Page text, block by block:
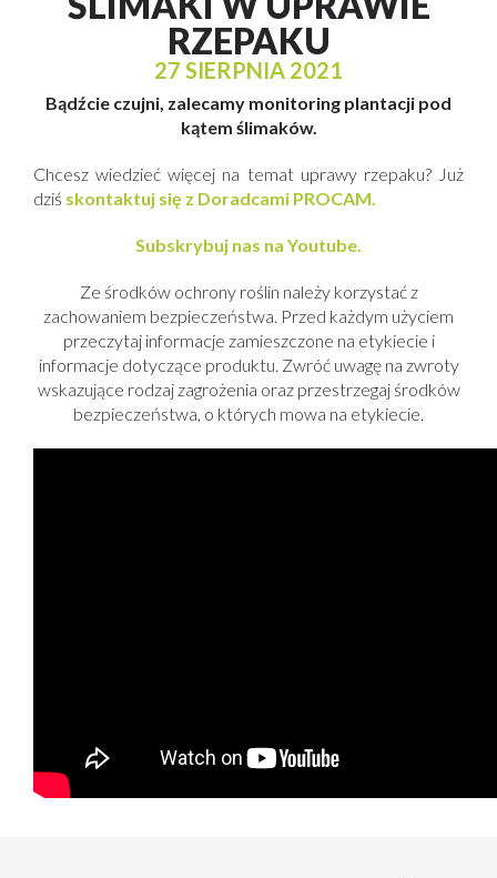
RZEPAKU
27 SIERPNIA 2021
Bądźcie czujni, zalecamy monitoring plantacji pod
kątem ślimaków.
Chcesz wiedzieć więcej na temat uprawy rzepaku? Już
dziś skontaktuj się z Doradcami PROCAM.
Subskrybuj nas na Youtube.
Ze środków ochrony roślin należy korzystać z
zachowaniem bezpieczeństwa. Przed każdym użyciem
przeczytaj informacje zamieszczone na etykiecie i
informacje dotyczące produktu. Zwróć uwagę na zwroty
wskazujące rodzaj zagrożenia oraz przestrzegaj środków
bezpieczeństwa, o których mowa na etykiecie.